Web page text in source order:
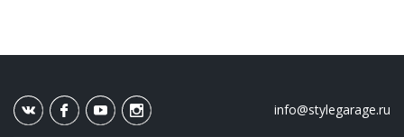
info@stylegarage.ru